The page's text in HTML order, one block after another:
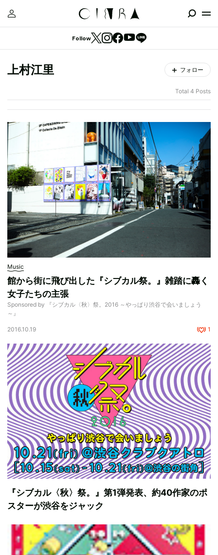
Follow
上村江里 フォロー
Total 4 Posts
Music
館から街に飛び出した『シブカル祭。』雑踏に轟く
女子たちの主張
Sponsored by 『シブカル〈秋〉祭。2016 ～やっぱり渋谷で会いましょう
～』
2016.10.19 1
『シブカル〈秋〉祭。』第1弾発表、約40作家のポ
スターが渋谷をジャック